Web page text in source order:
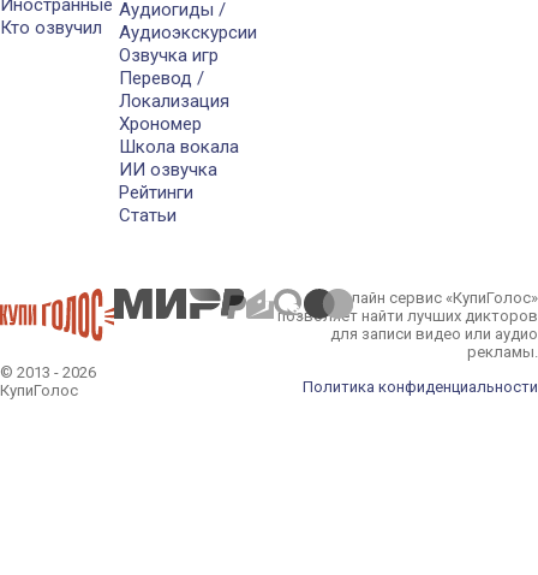
Иностранные
Кто озвучил
Аудиогиды /
Аудиоэкскурсии
Озвучка игр
Перевод /
Локализация
Хрономер
Школа вокала
ИИ озвучка
Рейтинги
Статьи
© 2013 - 2026
КупиГолос
Онлайн сервис «КупиГолос»
позволяет найти лучших дикторов
для записи видео или аудио
рекламы.
Политика конфиденциальности